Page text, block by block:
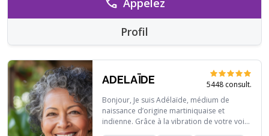
Profil
ADELAÏDE
5448 consult.
Bonjour, Je suis Adélaïde, médium de
naissance d’origine martiniquaise et
indienne. Grâce à la vibration de votre voix,